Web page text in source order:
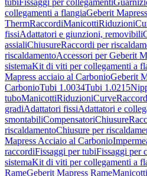
tubiFissaggi per collegamenti
collegamenti a flangiaGeberit
ThermRaccordiManicottiRiduzioni
fissiAdattatori e giunzioni, removibili
assialiChiusureRaccordi per
riscaldamentoAccessori per Geberit
sistemaKit di viti per collegamenti a
Mapress acciaio al CarbonioGeberit
CarbonioTubi 1.0034Tubi 1.0215
tuboManicottiRiduzioniCurve
gradiAdattatori fissiAdattatori e
smontabiliCompensatoriChiusure
riscaldamentoChiusure per
Mapress Acciaio al Carbonio
raccordiFissaggi per tubiFissaggi per
sistemaKit di viti per collegamenti a
RameGeberit Mapress RameManicotti